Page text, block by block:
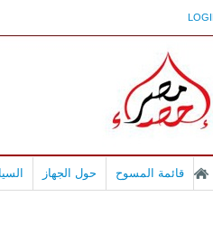
قائمة المسوح حول الجهاز